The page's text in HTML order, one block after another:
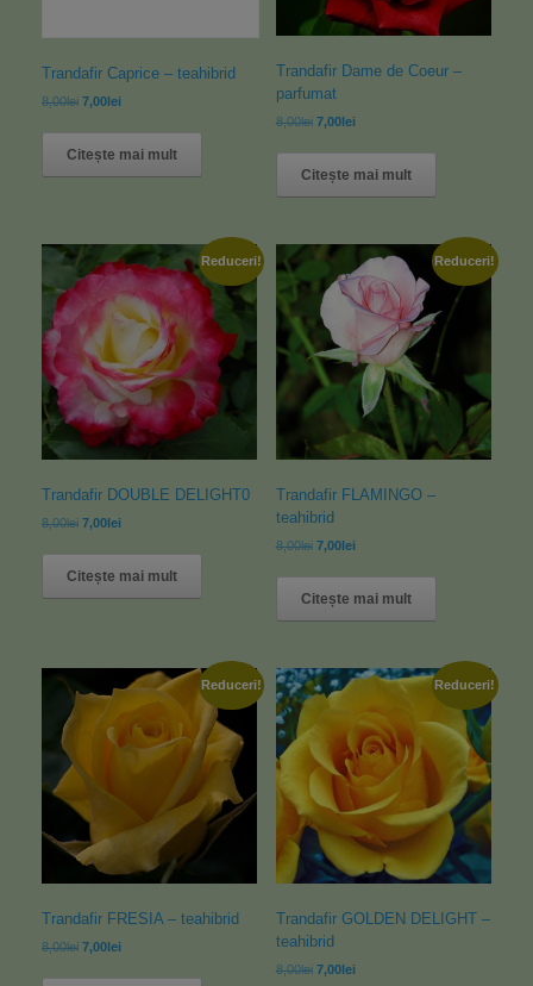
Trandafir Caprice – teahibrid
8,00lei 7,00 lei
Citește mai mult
Trandafir Dame de Coeur –
parfumat
8,00lei 7,00lei
Citește mai mult
Reduceri!
Trandafir DOUBLE DELIGHT0
8,00lei 7,00 lei
Citește mai mult
Reduceri!
Trandafir FLAMINGO –
teahibrid
8,00lei 7,00lei
Citește mai mult
Reduceri!
Trandafir FRESIA – teahibrid
8,00lei 7,00lei
Reduceri!
Trandafir GOLDEN DELIGHT –
teahibrid
8,00lei 7,00lei